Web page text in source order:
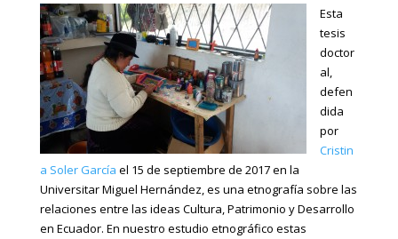
Esta
tesis
doctor
al,
defen
dida
por
Cristin
a Soler García el 15 de septiembre de 2017 en la
Universitar Miguel Hernández, es una etnografía sobre las
relaciones entre las ideas Cultura, Patrimonio y Desarrollo
en Ecuador. En nuestro estudio etnográfico estas